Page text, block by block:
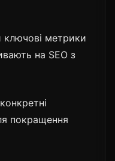
ключові метрики
на SEO з
конкретні
покращення